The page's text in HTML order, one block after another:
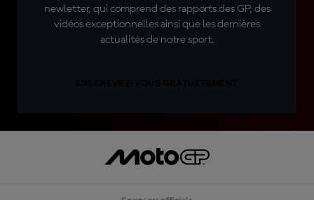
newletter, qui comprend des rapports des GP, des
vidéos exceptionnelles ainsi que les dernières
actualités de notre sport.